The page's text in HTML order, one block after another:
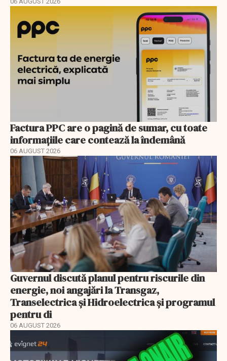
Factura PPC are o pagină de sumar, cu toate
informațiile care contează la îndemână
06 AUGUST 2026
Guvernul discută planul pentru riscurile din
energie, noi angajări la Transgaz,
Transelectrica și Hidroelectrica și programul
pentru di
06 AUGUST 2026